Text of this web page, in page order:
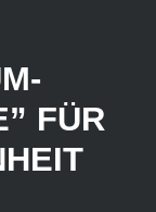
FÜR